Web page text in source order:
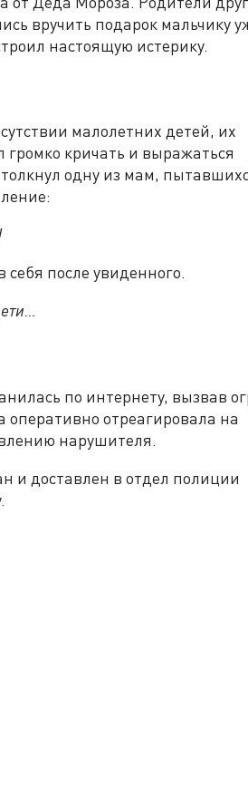
вручить подарок мальчику
настоящую истерику.
малолетних детей, их
кричать и выражаться
одну из мам,
после увиденного.
по интернету, вызвав
отреагировала на
нарушителя.
и доставлен в отдел полиции